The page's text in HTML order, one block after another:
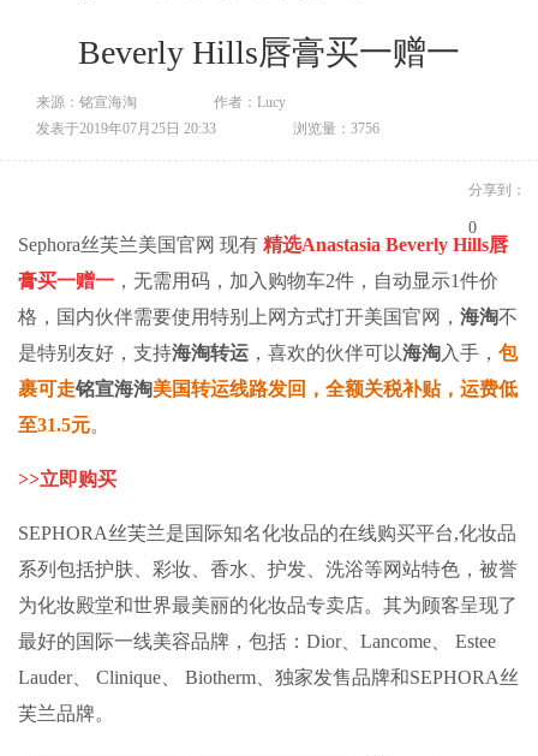
Beverly Hills唇膏买一赠一
来源：铭宣海淘
作者：Lucy
发表于2019年07月25日 20:33
浏览量：3756
分享到：
0
Sephora丝芙兰美国官网 现有 精选Anastasia Beverly Hills唇
膏买一赠一 ，无需用码，加入购物车2件，自动显示1件价
格，国内伙伴需要使用特别上网方式打开美国官网， 海淘不
是特别友好，支持海淘转运 ，喜欢的伙伴可以海淘入手， 包
裹可走铭宣海淘美国转运线路发回，全额关税补贴，运费低
至31.5元。
>>立即购买
SEPHORA丝芙兰是国际知名化妆品的在线购买平台,化妆品
系列包括护肤、彩妆、香水、护发、洗浴等网站特色，被誉
为化妆殿堂和世界最美丽的化妆品专卖店。其为顾客呈现了
最好的国际一线美容品牌，包括：Dior、Lancome、 Estee
Lauder、 Clinique、 Biotherm、独家发售品牌和SEPHORA丝
芙兰品牌。